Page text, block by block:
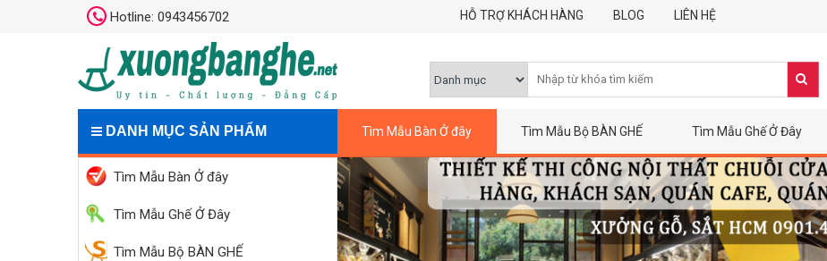
Hotline: 0943456702 HỖ TRỢ KHÁCH HÀNG BLOG LIÊN HỆ
DANH MỤC SẢN PHẨM Tìm Mẫu Bàn Ở đây Tìm Mẫu Bộ BÀN GHẾ Tìm Mẫu Ghế Ở Đây
Tìm Mẫu Bàn Ở đây
Tìm Mẫu Ghế Ở Đây
Tìm Mẫu Bộ BÀN GHẾ